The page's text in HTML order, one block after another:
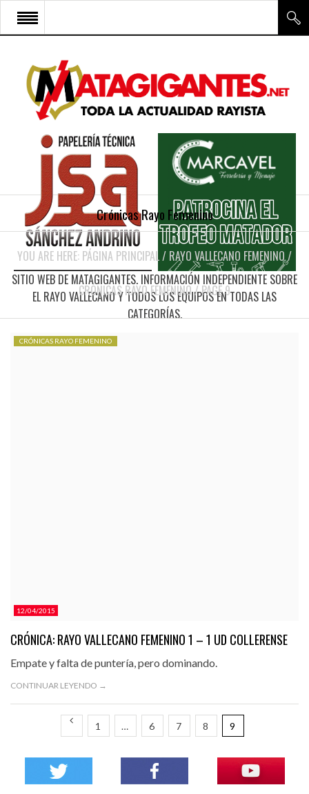
SITIO WEB DE MATAGIGANTES. INFORMACIÓN INDEPENDIENTE SOBRE
EL RAYO VALLECANO Y TODOS LOS EQUIPOS EN TODAS LAS
CATEGORÍAS.
INICIO
RAYO VALLECANO
CANTERA Y ESCUELA FRV
RAYO FÉMINAS
MULTIMEDIA
FIRMAS
CONTACTO
Crónicas Rayo Femenino
YOU ARE HERE: PÁGINA PRINCIPAL/ RAYO VALLECANO FEMENINO/
CRÓNICAS RAYO FEMENINO /PAGE 9
12/04/2015
CRÓNICAS RAYO FEMENINO
CRÓNICA: RAYO VALLECANO FEMENINO 1 – 1 UD COLLERENSE
Empate y falta de puntería, pero dominando.
CONTINUAR LEYENDO →
1 … 6 7 8 9